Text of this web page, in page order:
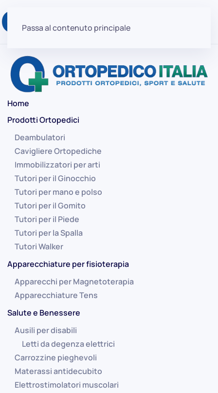
Passa al contenuto principale
Home
Prodotti Ortopedici
Deambulatori
Cavigliere Ortopediche
Immobilizzatori per arti
Tutori per il Ginocchio
Tutori per mano e polso
Tutori per il Gomito
Tutori per il Piede
Tutori per la Spalla
Tutori Walker
Apparecchiature per fisioterapia
Apparecchi per Magnetoterapia
Apparecchiature Tens
Salute e Benessere
Ausili per disabili
Letti da degenza elettrici
Carrozzine pieghevoli
Materassi antidecubito
Elettrostimolatori muscolari